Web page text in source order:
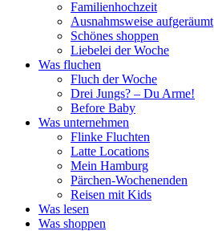
Familienhochzeit
Ausnahmsweise aufgeräumt
Schönes shoppen
Liebelei der Woche
Was fluchen
Fluch der Woche
Drei Jungs? – Du Arme!
Before Baby
Was unternehmen
Flinke Fluchten
Latte Locations
Mein Hamburg
Pärchen-Wochenenden
Reisen mit Kids
Was lesen
Was shoppen